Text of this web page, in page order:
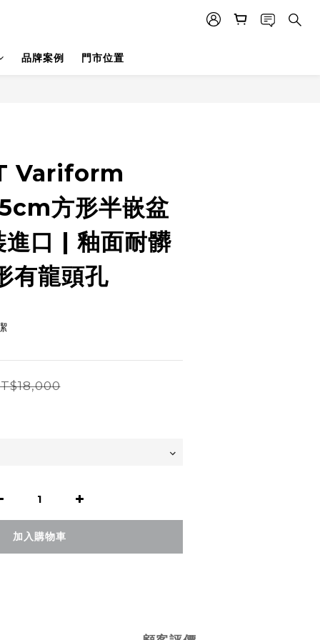
品牌案例 門市位置
Variform
方形半嵌盆
口 | 釉面耐髒
有龍頭孔
加入購物車